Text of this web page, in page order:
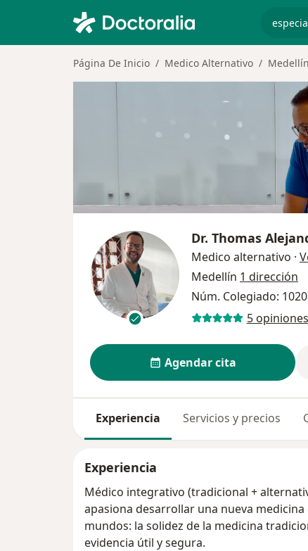
Página De Inicio Medico Alternativo Medellín
Dr. Thomas
Medico alternativo ·
Medellín 1 dirección
Núm. Colegiado:
5 opiniones
Agendar cita
Experiencia Servicios y precios
Experiencia
Médico integrativo (tradicional +
apasiona desarrollar una nueva
mundos: la solidez de la medicina
evidencia útil y segura.